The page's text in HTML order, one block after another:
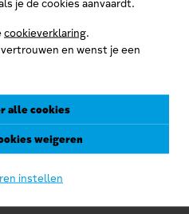
je de cookies aanvaardt.
cookieverklaring.
en wenst je een
alle cookies
weigeren
instellen